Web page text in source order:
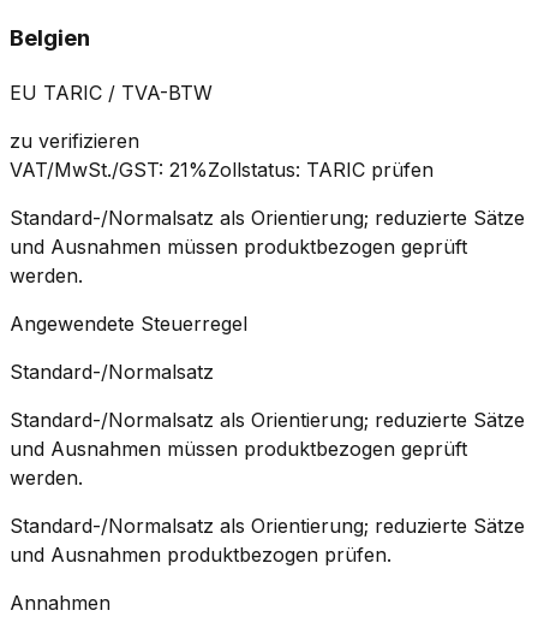
Belgien
EU TARIC / TVA-BTW
zu verifizieren
VAT/MwSt./GST: 21%Zollstatus: TARIC prüfen
Standard-/Normalsatz als Orientierung; reduzierte Sätze
und Ausnahmen müssen produktbezogen geprüft
werden.
Angewendete Steuerregel
Standard-/Normalsatz
Standard-/Normalsatz als Orientierung; reduzierte Sätze
und Ausnahmen müssen produktbezogen geprüft
werden.
Standard-/Normalsatz als Orientierung; reduzierte Sätze
und Ausnahmen produktbezogen prüfen.
Annahmen